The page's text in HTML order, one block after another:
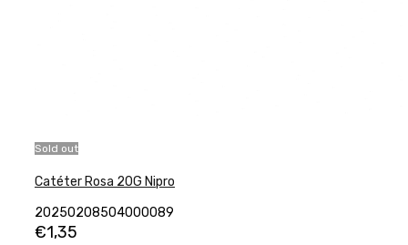
Sold out
Catéter Rosa 20G Nipro
20250208504000089
€1,35